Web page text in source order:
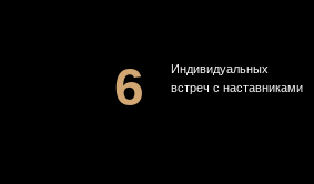
6
Индивидуальных
встреч с наставниками